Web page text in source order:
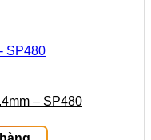
– SP480